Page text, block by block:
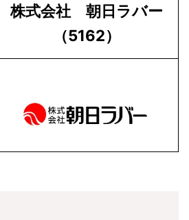
株式会社 朝日ラバー
（5162）